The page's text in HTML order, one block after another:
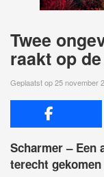
Twee
raakt op
Geplaatst op 25 november
Scharmer – Een
terecht gekomen